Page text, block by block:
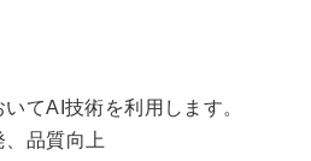
てAI技術を利用します。
、品質向上